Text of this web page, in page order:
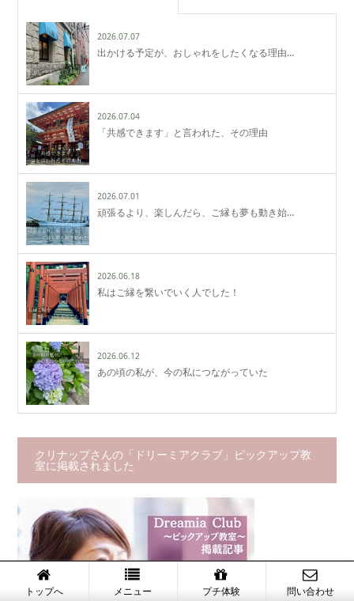
2026.07.07
出かける予定が、おしゃれをしたくなる理由…
2026.07.04
「共感できます」と言われた、その理由
2026.07.01
頑張るより、楽しんだら、ご縁も夢も動き始…
2026.06.18
私はご縁を繋いでいく人でした！
2026.06.12
あの頃の私が、今の私につながっていた
クリナップさんの「ドリーミアクラブ」ピックアップ教
室に掲載されました
トップへ メニュー プチ体験 問い合わせ